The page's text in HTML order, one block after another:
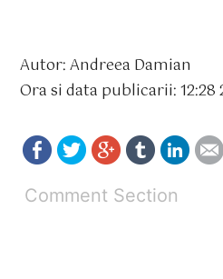
Autor: Andreea Damian
Ora si data publicarii: 12:28
Comment Section